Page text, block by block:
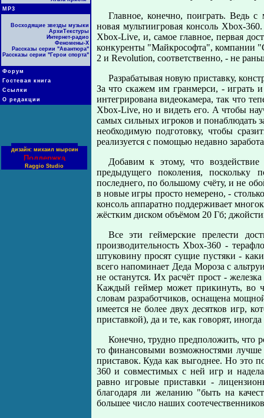
МР3
Восходящие звезды музыки
АрхиТекстуры
Интернет-радио
Феномены-Х
Рассказы серии "Авантюра"
Рассказы серии "Герои спорта"
Форум
Гостевая книга
Ссылки
О редакции
дизайн: михаил мырсин
Поддержка
Raggio Studio
Главное, конечно, поиграть. Ведь
новая мультиигровая консоль Xbox-
Xbox-Live, и, самое главное, первая
конкуренты "Майкрософта", компании
2 и Revolution, соответственно, - не
Разрабатывая новую приставку,
За что скажем им гранмерси, - играть
интегрирована видеокамера, так что
Xbox-Live, но и видеть его. А чтобы
самых сильных игроков и понаблюдать
необходимую подготовку, чтобы
реализуется с помощью недавно
Добавим к этому, что
предыдущего поколения, поскольку
последнего, по большому счёту, и не
в новые игры просто немерено, -
консоль аппаратно поддерживает
жёстким диском объёмом 20 Гб;
Все эти геймерские прелести
производительность Xbox-360 -
штуковину просят сущие пустяки -
всего напоминает Деда Мороза с
не останутся. Их расчёт прост -
Каждый геймер может прикинуть, во
словам разработчиков, оснащена
имеется не более двух десятков игр,
приставкой), да и те, как говорят,
Конечно, трудно предположить, что
то финансовыми возможностями лучше
приставок. Куда как выгоднее. Но это
360 и совместимых с ней игр и
равно игровые приставки -
благодаря ли желанию "быть на
большее число наших